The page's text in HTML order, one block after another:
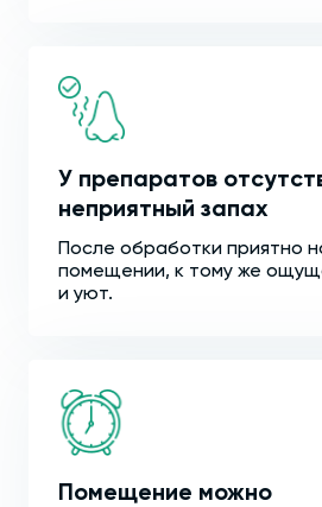
У препаратов
неприятный запах
После обработки приятно
помещении, к тому же
и уют.
Помещение можно